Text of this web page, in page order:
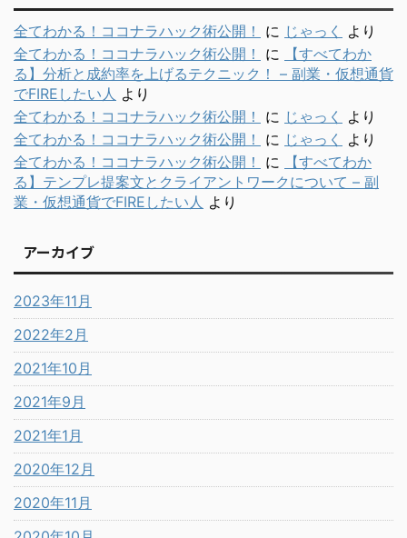
全てわかる！ココナラハック術公開！ に じゃっく
より
全てわかる！ココナラハック術公開！
に
【すべてわか
る】分析と成約率を上げるテクニック！ – 副業・仮想通貨
でFIREしたい人 より
全てわかる！ココナラハック術公開！
に じゃっく
より
全てわかる！ココナラハック術公開！
に じゃっく
より
全てわかる！ココナラハック術公開！
に
【すべてわか
る】テンプレ提案文とクライアントワークについて – 副
業・仮想通貨でFIREしたい人 より
アーカイブ
2023年11月
2022年2月
2021年10月
2021年9月
2021年1月
2020年12月
2020年11月